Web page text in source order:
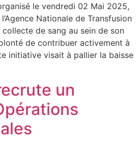
le vendredi 02 Mai 2025,
Nationale de Transfusion
collecte de sang au sein de son
de contribuer activement à
initiative visait à pallier la baisse
un